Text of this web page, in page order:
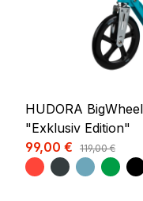
HUDORA
"Exklusiv Edition"
Verkaufspreis:
99,00 € Regulärer
119,00 €